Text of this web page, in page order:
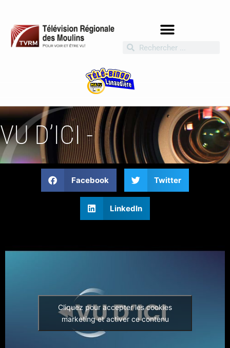
VU D’ICI -
Facebook Twitter
LinkedIn
Cliquez pour accepter les cookies
marketing et activer ce contenu